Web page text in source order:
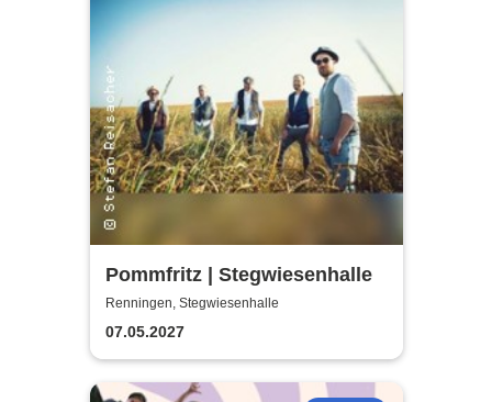
Pommfritz | Stegwiesenhalle
Renningen, Stegwiesenhalle
07.05.2027